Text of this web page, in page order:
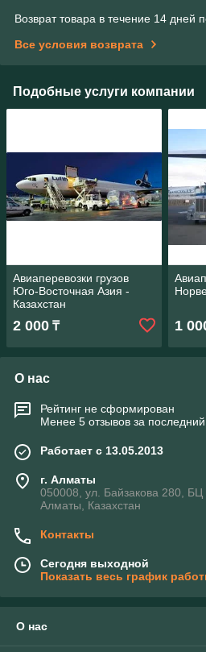
Возврат товара в течение 14 дней
Все условия возврата
Подобные услуги компании
Авиаперевозки грузов
Юго-Восточная Азия -
Казахстан
2 000 ₸ 1
О нас
Рейтинг не сформирован
Менее 5 отзывов за последний
Работает с 13.05.2013
г. Алматы
050008, ул. Байзакова 280, БЦ
Алматы, Казахстан
Контакты
Сегодня выходной
Показать весь график
О нас